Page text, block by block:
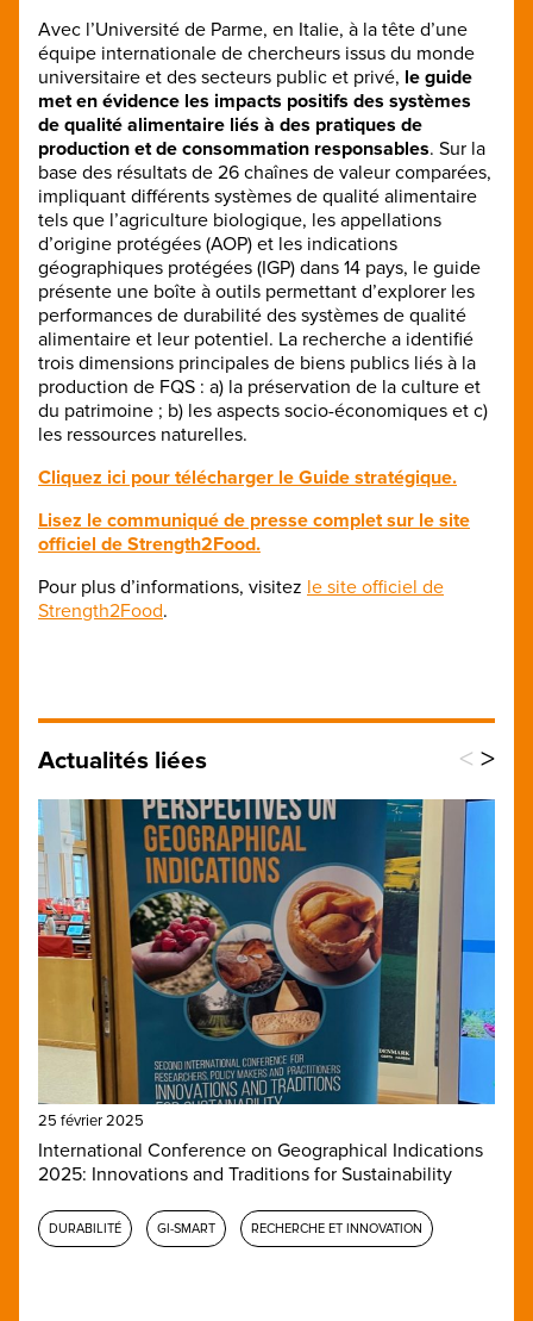
Avec l’Université de Parme, en Italie, à la tête d’une
équipe internationale de chercheurs issus du monde
universitaire et des secteurs public et privé, le guide
met en évidence les impacts positifs des systèmes
de qualité alimentaire liés à des pratiques de
production et de consommation responsables. Sur la
base des résultats de 26 chaînes de valeur comparées,
impliquant différents systèmes de qualité alimentaire
tels que l’agriculture biologique, les appellations
d’origine protégées (AOP) et les indications
géographiques protégées (IGP) dans 14 pays, le guide
présente une boîte à outils permettant d’explorer les
performances de durabilité des systèmes de qualité
alimentaire et leur potentiel. La recherche a identifié
trois dimensions principales de biens publics liés à la
production de FQS : a) la préservation de la culture et
du patrimoine ; b) les aspects socio-économiques et c)
les ressources naturelles.
Cliquez ici pour télécharger le Guide stratégique.
Lisez le communiqué de presse complet sur le site
officiel de Strength2Food.
Pour plus d’informations, visitez le site officiel de
Strength2Food.
Actualités liées < >
25 février 2025
International Conference on Geographical Indications
2025: Innovations and Traditions for Sustainability
DURABILITÉ GI-SMART RECHERCHE ET INNOVATION